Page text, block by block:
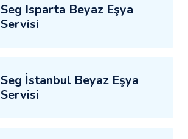
Seg Isparta Beyaz Eşya
Servisi
Seg İstanbul Beyaz Eşya
Servisi